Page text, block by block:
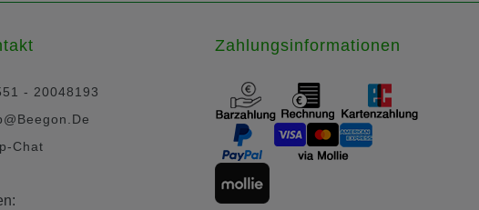
- 20048193
Chat
Zahlungsinformationen